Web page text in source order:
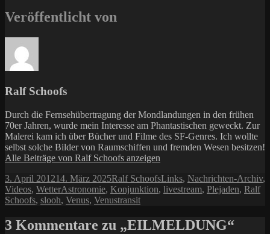
Veröffentlicht von
Ralf Schoofs
Durch die Fernsehübertragung der Mondlandungen in den frühen
70er Jahren, wurde mein Interesse am Phantastischen geweckt. Zur
Malerei kam ich über Bücher und Filme des SF-Genres. Ich wollte
selbst solche Bilder von Raumschiffen und fremden Wesen besitzen!
Alle Beiträge von Ralf Schoofs anzeigen
Veröffentlicht
am
3. April 201214. März 2025Autor
Ralf SchoofsKategorien
Links, Nachrichten-Archiv,
Videos, WetterSchlagwörter
Astronomie, Konjunktion, livestream, Plejaden, Ralf
Schoofs, slooh, Venus, Venustransit
3 Kommentare zu „EILMELDUNG“